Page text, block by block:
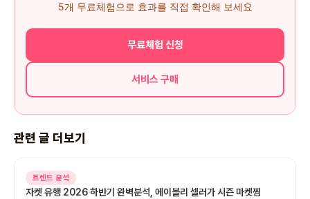
5개 무료체험으로 효과를 직접 확인해 보세요
무료체험 신청
서비스 구매
관련 글 더보기
트렌드 분석
자켓 유행 2026 하반기 완벽분석, 에이블리 셀러가 시즌 마켓찜